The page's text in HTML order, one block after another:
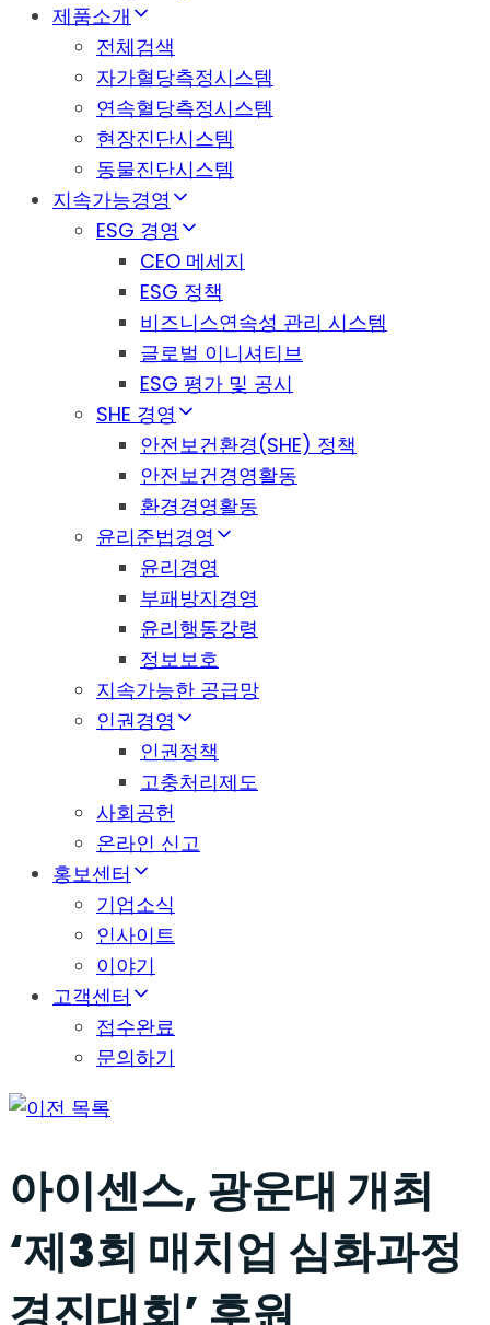
제품소개
전체검색
자가혈당측정시스템
연속혈당측정시스템
현장진단시스템
동물진단시스템
지속가능경영
ESG 경영
CEO 메세지
ESG 정책
비즈니스연속성 관리 시스템
글로벌 이니셔티브
ESG 평가 및 공시
SHE 경영
안전보건환경(SHE) 정책
안전보건경영활동
환경경영활동
윤리준법경영
윤리경영
부패방지경영
윤리행동강령
정보보호
지속가능한 공급망
인권경영
인권정책
고충처리제도
사회공헌
온라인 신고
홍보센터
기업소식
인사이트
이야기
고객센터
접수완료
문의하기
목록
아이센스, 광운대 개최
‘제3회 매치업 심화과정